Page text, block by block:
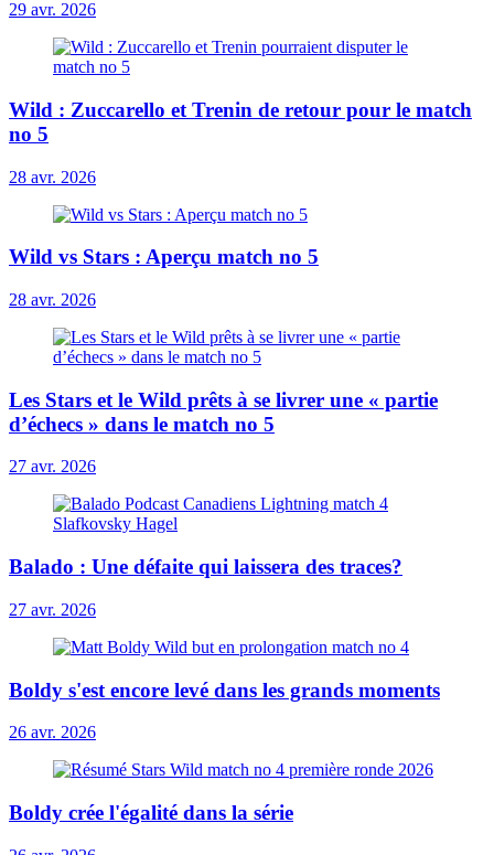
29 avr. 2026
Wild : Zuccarello et Trenin de retour pour le match
no 5
28 avr. 2026
Wild vs Stars : Aperçu match no 5
28 avr. 2026
Les Stars et le Wild prêts à se livrer une « partie
d’échecs » dans le match no 5
27 avr. 2026
Balado : Une défaite qui laissera des traces?
27 avr. 2026
Boldy s'est encore levé dans les grands moments
26 avr. 2026
Boldy crée l'égalité dans la série